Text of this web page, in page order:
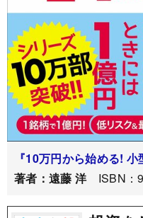
『10万円から始める!
著者：遠藤 洋 ISBN：